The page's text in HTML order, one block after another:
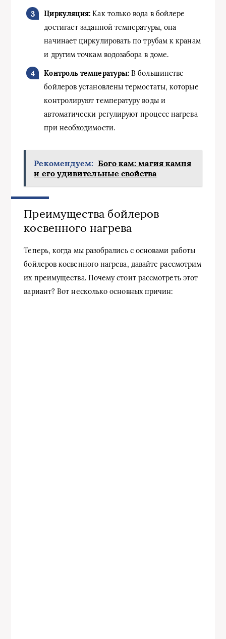
Циркуляция: Как только вода в бойлере
достигает заданной температуры, она
начинает циркулировать по трубам к кранам
и другим точкам водозабора в доме.
Контроль температуры: В большинстве
бойлеров установлены термостаты, которые
контролируют температуру воды и
автоматически регулируют процесс нагрева
при необходимости.
Рекомендуем: Бого кам: магия камня
и его удивительные свойства
Преимущества бойлеров
косвенного нагрева
Теперь, когда мы разобрались с основами работы
бойлеров косвенного нагрева, давайте рассмотрим
их преимущества. Почему стоит рассмотреть этот
вариант? Вот несколько основных причин: